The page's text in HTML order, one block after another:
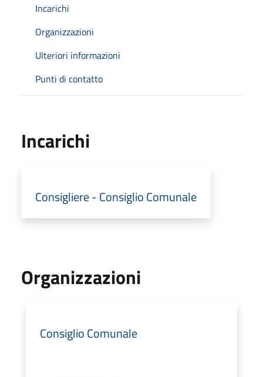
Incarichi
Organizzazioni
Ulteriori informazioni
Punti di contatto
Incarichi
Consigliere - Consiglio Comunale
Organizzazioni
Consiglio Comunale